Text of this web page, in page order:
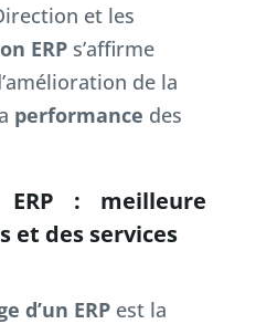
et les
ERPs’affirme
de la
performance des
ERP : meilleure
et des services
d’un ERPest la